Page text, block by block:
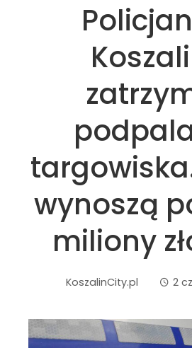
wynoszą
miliony
KoszalinCity.pl 2